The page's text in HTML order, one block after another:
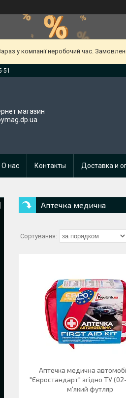
у компанії неробочий час.
51
магазин
О нас Контакты Доставка и
Аптечка медична
Аптечка медична
"Євростандарт" згiдно ТУ
м'який футляр